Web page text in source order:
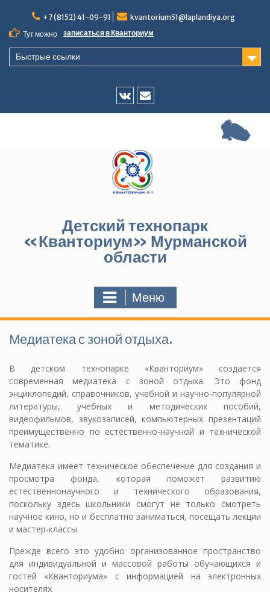
содержимому
+7 (8152) 41-09-91
kvantorium51@laplandiya.org
Тут можно
записаться в Кванториум
Быстрые ссылки
Vk
E-
Детский технопарк
«Кванториум» Мурманской
области
Меню
Медиатека с зоной отдыха.
В детском технопарке «Кванториум» создается
современная медиатека с зоной отдыха. Это фонд
энциклопедий, справочников, учебной и научно-популярной
литературы, учебных и методических пособий,
видеофильмов, звукозаписей, компьютерных презентаций
преимущественно по естественно-научной и технической
тематике.
Медиатека имеет техническое обеспечение для создания и
просмотра фонда, которая поможет развитию
естественнонаучного и технического образования,
поскольку здесь школьники смогут не только смотреть
научное кино, но и бесплатно заниматься, посещать лекции
и мастер-классы.
Прежде всего это удобно организованное пространство
для индивидуальной и массовой работы обучающихся и
гостей «Кванториума» с информацией на электронных
носителях.